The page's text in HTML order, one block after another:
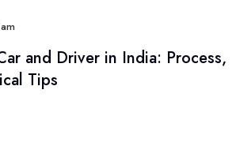
and Driver in India: Process,
Tips